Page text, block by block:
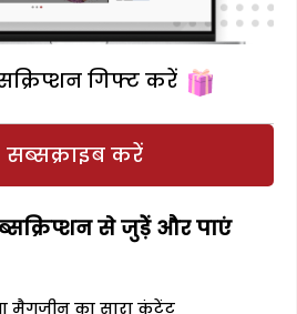
गिफ्ट करें
सब्सक्राइब करें
से जुड़ेें और पाएं
मैगजीन का सारा कंटेंट